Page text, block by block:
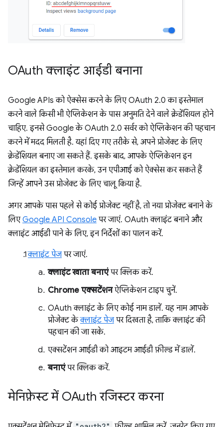
OAuth क्लाइंट आईडी बनाना
Google APIs को ऐक्सेस करने के लिए OAuth 2.0 का इस्तेमाल
करने वाले किसी भी ऐप्लिकेशन के पास अनुमति देने वाले क्रेडेंशियल होने
चाहिए. इनसे Google के OAuth 2.0 सर्वर को ऐप्लिकेशन की पहचान
करने में मदद मिलती है. यहां दिए गए तरीके से, अपने प्रोजेक्ट के लिए
क्रेडेंशियल बनाए जा सकते हैं. इसके बाद, आपके ऐप्लिकेशन इन
क्रेडेंशियल का इस्तेमाल करके, उन एपीआई को ऐक्सेस कर सकते हैं
जिन्हें आपने उस प्रोजेक्ट के लिए चालू किया है.
अगर आपके पास पहले से कोई प्रोजेक्ट नहीं है, तो नया प्रोजेक्ट बनाने के
लिएGoogle API Console पर जाएं. OAuth क्लाइंट बनाने और
क्लाइंट आईडी पाने के लिए, इन निर्देशों का पालन करें.
क्लाइंट पेजपर जाएं.
क्लाइंट खाता बनाएंपर क्लिक करें.
Chrome एक्सटेंशनऐप्लिकेशन टाइप चुनें.
OAuth क्लाइंट के लिए कोई नाम डालें. यह नाम आपके
प्रोजेक्ट केक्लाइंट पेजपर दिखता है, ताकि क्लाइंट की
पहचान की जा सके.
एक्सटेंशन आईडी को आइटम आईडी फ़ील्ड में डालें.
बनाएंपर क्लिक करें.
मेनिफ़ेस्ट में OAuth रजिस्टर करना